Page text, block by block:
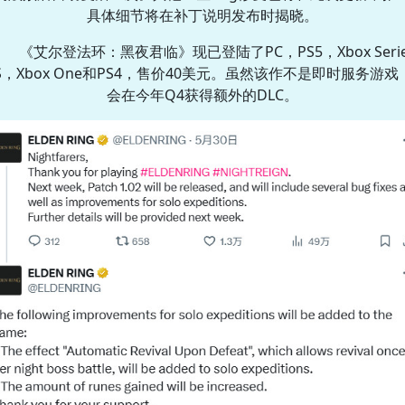
具体细节将在补丁说明发布时揭晓。
《艾尔登法环：黑夜君临》现已登陆了PC，PS5，Xbox
Xbox One和PS4，售价40美元。虽然该作不是即时服务游戏
会在今年Q4获得额外的DLC。